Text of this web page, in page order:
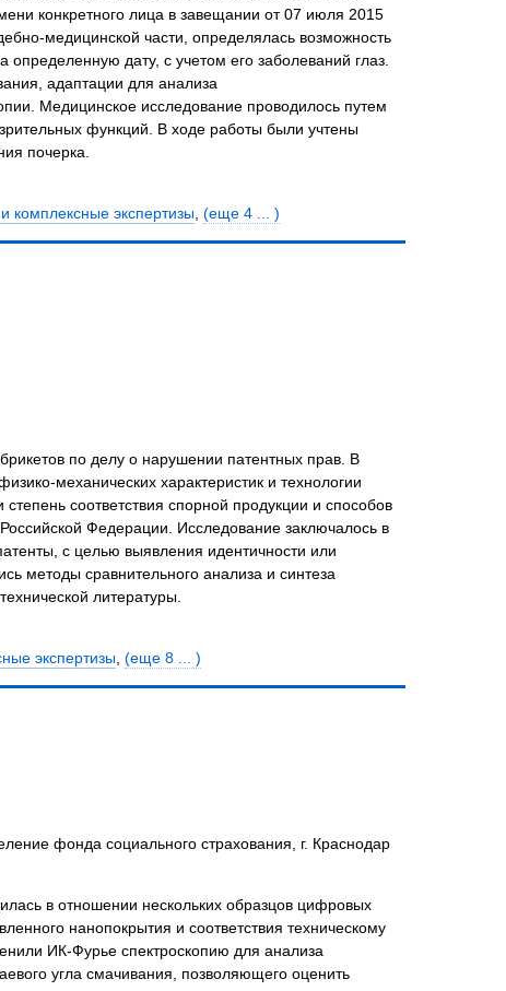
конкретного лица в завещании от 07 июля 2015
медицинской части, определялась возможность
дату, с учетом его заболеваний глаз.
адаптации для анализа
Медицинское исследование проводилось путем
функций. В ходе работы были учтены
почерка.
комплексные экспертизы, (еще 4 ... )
по делу о нарушении патентных прав. В
механических характеристик и технологии
соответствия спорной продукции и способов
Федерации. Исследование заключалось в
с целью выявления идентичности или
методы сравнительного анализа и синтеза
литературы.
экспертизы, (еще 8 ... )
фонда социального страхования, г. Краснодар
в отношении нескольких образцов цифровых
нанопокрытия и соответствия техническому
ИК-Фурье спектроскопию для анализа
угла смачивания, позволяющего оценить